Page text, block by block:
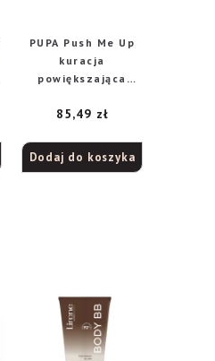
PUPA Push Me Up
kuracja
powiększająca
85,49 zł
Dodaj do koszyka